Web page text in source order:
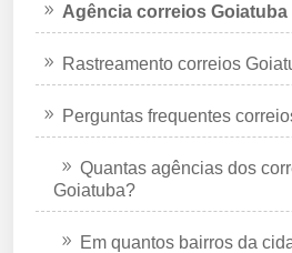
Agência correios Goiatuba
Rastreamento correios
Perguntas frequentes
Quantas agências dos
Goiatuba?
Em quantos bairros da